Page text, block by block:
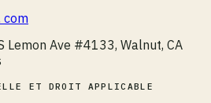
com
Lemon Ave #4133, Walnut, CA
ET DROIT APPLICABLE